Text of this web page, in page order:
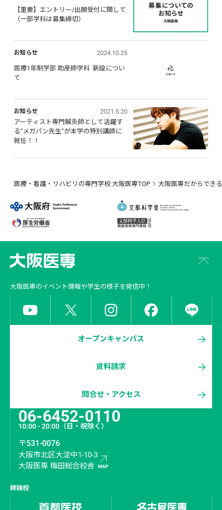
【重要】エントリー/出願受付に関して
（一部学科は募集締切）
お知らせ 2024.10.25
医療1年制学部 助産師学科  新設につい
て
お知らせ
2021.5.20
アーティスト専門鍼灸師として活躍す
る“メガパン先生”が本学の特別講師に
就任！！
医療・看護・リハビリの専門学校 大阪医専TOP 大阪医専だからでき
大阪医専のイベント情報や学生の様子を発信中！
オープンキャンパス
資料請求
問合せ・アクセス
06-6452-0110
10:00 - 20:00 （日・祝除く）
〒531-0076
大阪市北区大淀中1-10-3
大阪医専 梅田総合校舎
姉妹校